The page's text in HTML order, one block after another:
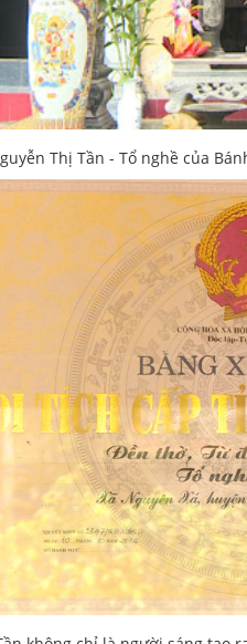
Thị Tần - Tổ nghề của